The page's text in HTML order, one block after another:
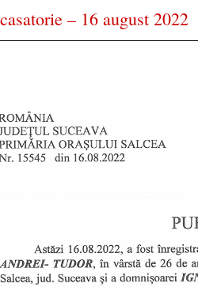
– 16 august 2022